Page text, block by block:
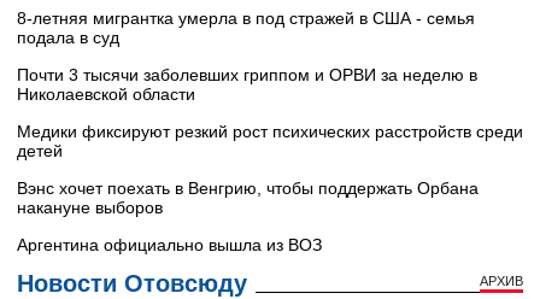
8-летняя мигрантка умерла в под стражей в США - семья
подала в суд
Почти 3 тысячи заболевших гриппом и ОРВИ за неделю в
Николаевской области
Медики фиксируют резкий рост психических расстройств среди
детей
Вэнс хочет поехать в Венгрию, чтобы поддержать Орбана
накануне выборов
Аргентина официально вышла из ВОЗ
Новости Отовсюду АРХИВ